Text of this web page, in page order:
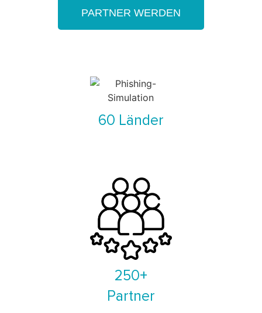
PARTNER WERDEN
60 Länder
250+
Partner